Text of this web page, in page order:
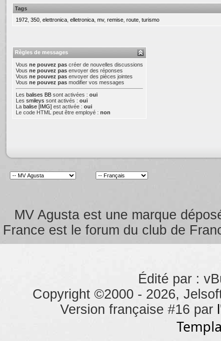
Tags
1972 350 elettronica elletronica mv, remise route turismo
Règles de messages
Vous ne pouvez pas créer de nouvelles discussions
Vous ne pouvez pas envoyer des réponses
Vous ne pouvez pas envoyer des pièces jointes
Vous ne pouvez pas modifier vos messages
Les balises BB sont activées : oui
Les smileys sont activés : oui
La balise [IMG] est activée : oui
Le code HTML peut être employé : non
MV Agusta est une marque
France est le forum du club de
Édité par :
Copyright ©2000 - 2026,
Version française #16 par